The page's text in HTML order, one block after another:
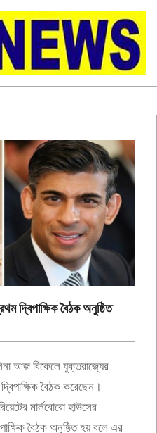
দ্বিপাক্ষিক বৈঠক অনুষ্ঠিত
আজ বিকেলে যুক্তরাজ্যের
বৈঠক করেছেন।
মার্লবোরো হাউসের
বৈঠক অনুষ্ঠিত হয় বলে এর